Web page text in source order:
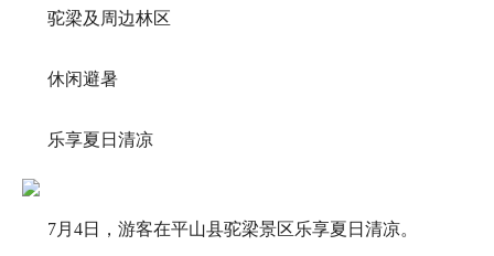
驼梁及周边林区
休闲避暑
乐享夏日清凉
7月4日，游客在平山县驼梁景区乐享夏日清凉。